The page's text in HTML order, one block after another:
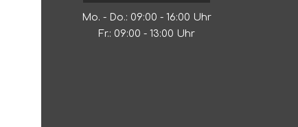
Mo. - Do.: 09:00 - 16:00 Uhr
Fr.: 09:00 - 13:00 Uhr